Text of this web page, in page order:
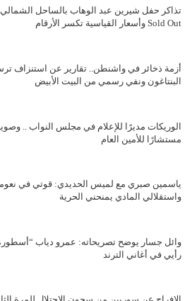
تذاكر حفل شيرين عبد الوهاب بالساحل الشمالي
Sold Out وأسعار القياسية تكسر الأرقام
أزمة ذخائر في واشنطن.. تقارير عن استنزاف
البنتاغون ونفي رسمي من البيت الأبيض
الوريكات مديرًا للإعلام في مجلس النواب ..
مستشارًا للأمين العام
ياسمين صبري مع لميس الحديدي: قوتي في
واستقلالي المادي يمنحني الحرية
وائل جسار يوضح تصريحاته: عمرو دياب
رأيي في أغاني الترند